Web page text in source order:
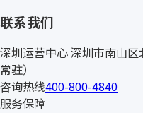
联系我们
深圳运营中心深圳市南山
常驻）
咨询热线400-800-4840
服务保障